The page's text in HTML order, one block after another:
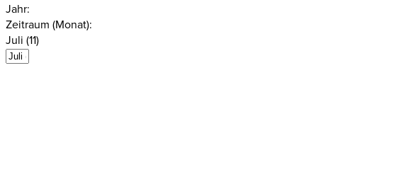
Jahr:
Zeitraum (Monat):
Juli (11)